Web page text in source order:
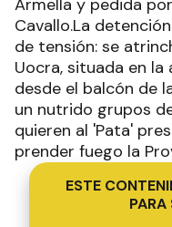
Armella y pedida
Cavallo.La
de tensión: se
Uocra, situada en
desde el balcón de
un nutrido grupos
quieren al 'Pata'
prender fuego la
ESTE
PARA